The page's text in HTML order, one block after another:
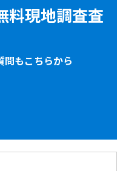
料現地調査査
問もこちらから